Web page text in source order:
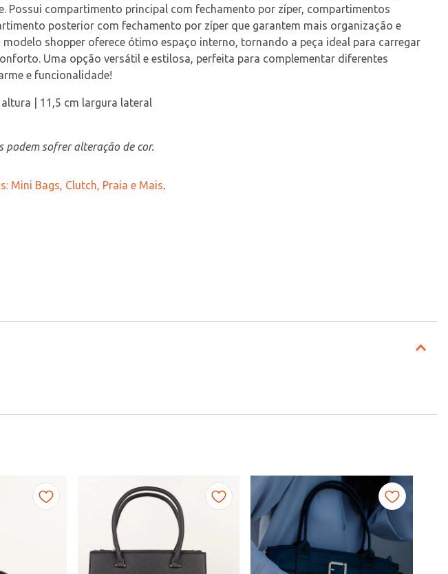
Possui compartimento principal com fechamento por zíper, compartimentos
posterior com fechamento por zíper que garantem mais organização e
shopper oferece ótimo espaço interno, tornando a peça ideal para carregar
Uma opção versátil e estilosa, perfeita para complementar diferentes
e funcionalidade!
| 11,5 cm largura lateral
podem sofrer alteração de cor.
Mini Bags, Clutch, Praia e Mais.